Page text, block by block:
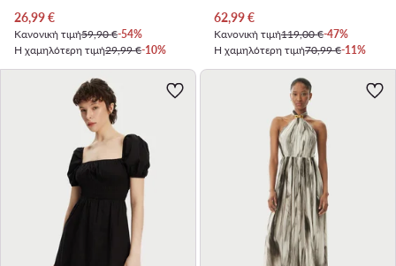
Τρέχουσα τιμή
26,99€
Κανονική τιμή59,90 €-54%
Η χαμηλότερη τιμή29,99 €-10%
Τρέχουσα τιμή
62,99€
Κανονική τιμή119,00 €-47%
Η χαμηλότερη τιμή70,99 €-11%